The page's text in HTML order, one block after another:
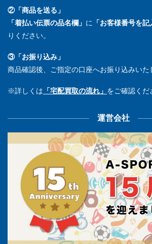
②「商品を送る」
「着払い伝票の品名欄」 に 「お客様番号を記
りください。
③「お振り込み」
商品確認後、ご指定の口座へお振り込みいた
※詳しくは 「宅配買取の流れ」 をご確認くだ
運営会社